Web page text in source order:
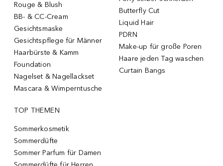
Rouge & Blush
BB- & CC-Cream
Gesichtsmaske
Gesichtspflege für Männer
Haarbürste & Kamm
Foundation
Nagelset & Nagellackset
Mascara & Wimperntusche
Butterfly Cut
Liquid Hair
PDRN
Make-up für große Poren
Haare jeden Tag waschen
Curtain Bangs
TOP THEMEN
Sommerkosmetik
Sommerdüfte
Sommer Parfum für Damen